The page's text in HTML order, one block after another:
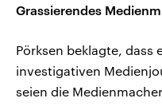
Grassierendes
Pörksen beklagte, dass
investigativen
seien die